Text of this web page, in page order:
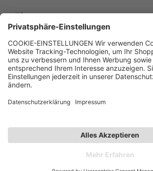
Hilfe
Kontakt
Kategorien
Affiliate-Partner­programm